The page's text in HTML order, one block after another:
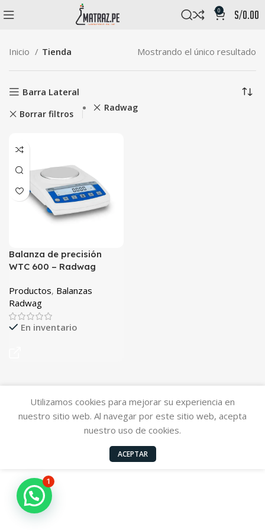
0 s/0.00
Inicio Tienda Mostrando el único resultado
Barra Lateral
Borrar filtros
Radwag
Balanza de precisión
WTC 600 – Radwag
Productos, Balanzas
Radwag
En inventario
Utilizamos cookies para mejorar su experiencia en
nuestro sitio web. Al navegar por este sitio web, acepta
nuestro uso de cookies.
ACEPTAR
1